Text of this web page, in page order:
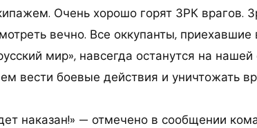
Очень хорошо горят ЗРК врагов.
вечно. Все оккупанты, приехавшие
мир», навсегда останутся на
вести боевые действия и уничтожать
наказан!» — отмечено в сообщении